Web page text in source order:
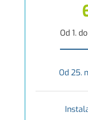
Od 1.
Od 25.